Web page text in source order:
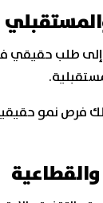
إلى طلب
فرص نمو